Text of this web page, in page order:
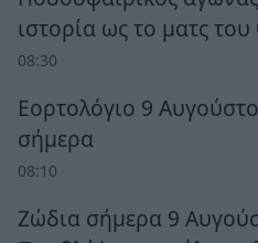
ιστορία ως το ματς
08:30
Εορτολόγιο 9
σήμερα
08:10
Ζώδια σήμερα 9